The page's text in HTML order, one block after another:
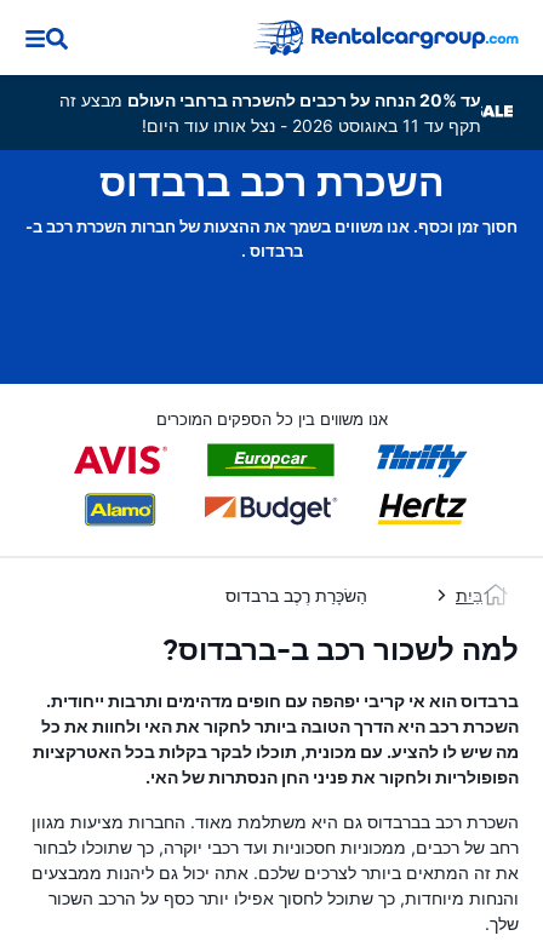
עד 20% הנחה על רכבים להשכרה ברחבי העולם
מבצע זה
תקף עד 11 באוגוסט 2026 - נצל אותו עוד היום!
השכרת רכב ברבדוס
חסוך זמן וכסף. אנו משווים בשמך את ההצעות של חברות השכרת רכב ב-
ברבדוס .
אנו משווים בין כל הספקים המוכרים
בַּיִת הַשׂכָּרַת רֶכֶב ברבדוס
למה לשכור רכב ב-ברבדוס?
ברבדוס הוא אי קריבי יפהפה עם חופים מדהימים ותרבות ייחודית.
השכרת רכב היא הדרך הטובה ביותר לחקור את האי ולחוות את כל
מה שיש לו להציע. עם מכונית, תוכלו לבקר בקלות בכל האטרקציות
הפופולריות ולחקור את פניני החן הנסתרות של האי.
השכרת רכב בברבדוס גם היא משתלמת מאוד. החברות מציעות מגוון
רחב של רכבים, ממכוניות חסכוניות ועד רכבי יוקרה, כך שתוכלו לבחור
את זה המתאים ביותר לצרכים שלכם. אתה יכול גם ליהנות ממבצעים
והנחות מיוחדות, כך שתוכל לחסוך אפילו יותר כסף על הרכב השכור
שלך.